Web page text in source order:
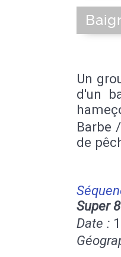
Un
d'un
Barbe
de
Super 8
Date :